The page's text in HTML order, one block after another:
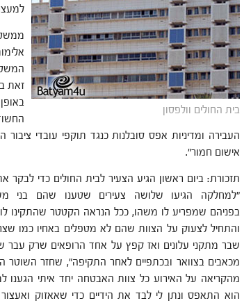
בית החולים וולפסון
זאת
אישום חמור".
תזכורת: ביום ראשון הגיע הצעיר לבית החולים כדי לבקר
"למחלקה הגיעו שלושה צעירים שטענו שהם בני
בפניהם שמפריע לו משהו, ככל הנראה הקטטר שהתקינו
והתחיל לצעוק על הצוות שהם לא מטפלים באחיו כמו
שבר מתקני עלונים ואז קפץ על אחד הרופאים שרק עבר
מכאבים בצוואר ובכתפיים לאחר התקיפה", שחזר השוטר
מהקריאה על האירוע כל צוות האבטחה יחד איתי הגענו
הוא התאפס ונתן לי לבד את הידיים כדי שאאזוק